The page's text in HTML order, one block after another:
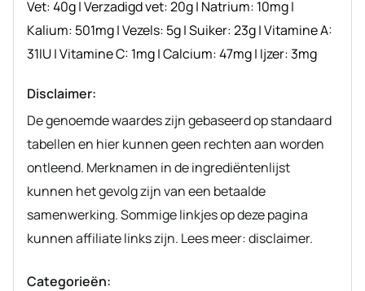
Vet:40g|Verzadigd vet:20g| Natrium: 10mg|
Kalium: 501mg|Vezels: 5g|Suiker:23g|Vitamine A:
31IU|Vitamine C: 1mg|Calcium:47mg| Ijzer:3mg
Disclaimer:
De genoemde waardes zijn gebaseerd op standaard
tabellen en hier kunnen geen rechten aan worden
ontleend. Merknamen in de ingrediëntenlijst
kunnen het gevolg zijn van een betaalde
samenwerking. Sommige linkjes op deze pagina
kunnen affiliate links zijn. Lees meer: disclaimer.
Categorieën: